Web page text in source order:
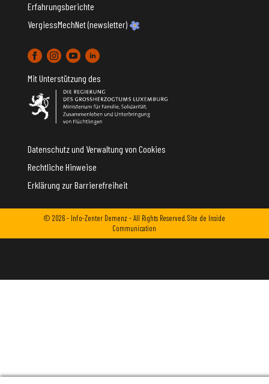
Erfahrungsberichte
VergiessMechNet (newsletter)
Mit Unterstützung des
Datenschutz und Verwaltung von Cookies
Rechtliche Hinweise
Erklärung zur Barrierefreiheit
© 2026 - Info-Zenter Demenz - All Rights Reserved. Site de Inside
Communication